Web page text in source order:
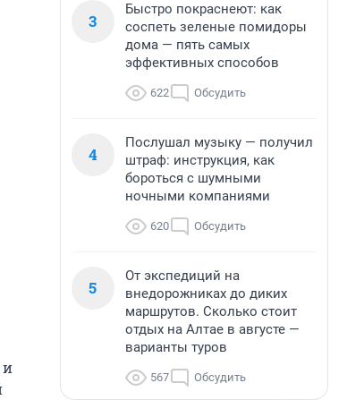
и
3
Быстро покраснеют: как
соспеть зеленые помидоры
дома — пять самых
эффективных способов
622 Обсудить
4
Послушал музыку — получил
штраф: инструкция, как
бороться с шумными
ночными компаниями
620 Обсудить
5
От экспедиций на
внедорожниках до диких
маршрутов. Сколько стоит
отдых на Алтае в августе —
варианты туров
567 Обсудить